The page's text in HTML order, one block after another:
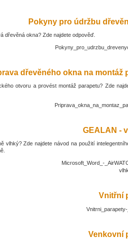
Pokyny pro údržbu
dřevěná okna? Zde najdete odpověď.
dřevěného okna na montáž
otvoru a provést montáž parapetu? Zde
GEALAN -
vlhký? Zde najdete návod na použití
Microsoft_Word_-
Vnitřní
Venkovní